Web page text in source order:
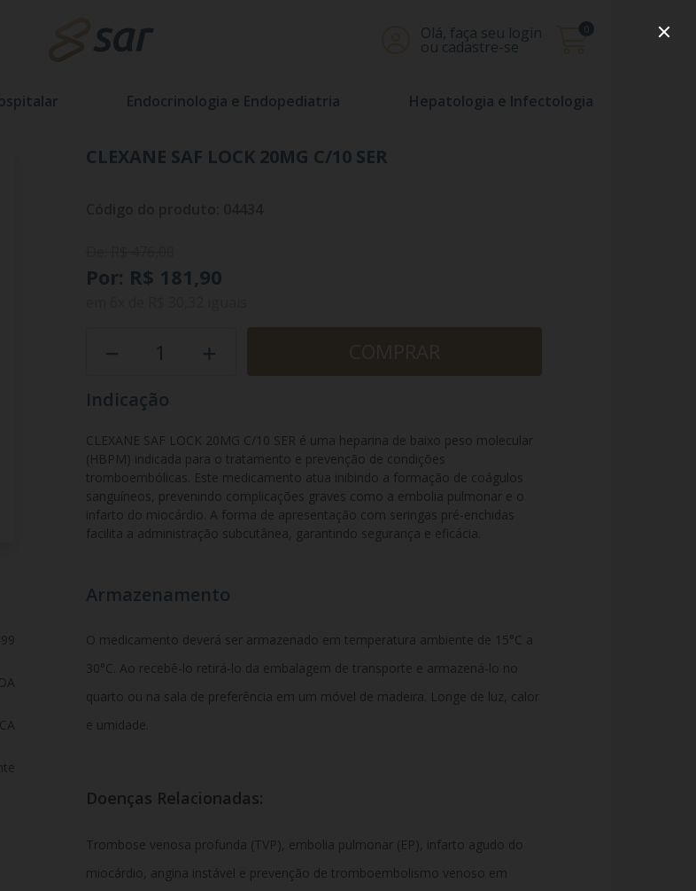
Olá, faça seu login
ou cadastre-se
0
Endocrinologia e Endopediatria Hepatologia e Infectologia
CLEXANE SAF LOCK 20MG C/10 SER
Por: R$ 181,90
Indicação
CLEXANE SAF LOCK 20MG C/10 SER é uma heparina de baixo peso molecular
(HBPM) indicada para o tratamento e prevenção de condições
tromboembólicas. Este medicamento atua inibindo a formação de coágulos
sanguíneos, prevenindo complicações graves como a embolia pulmonar e o
infarto do miocárdio. A forma de apresentação com seringas pré-enchidas
facilita a administração subcutânea, garantindo segurança e eficácia.
Armazenamento
O medicamento deverá ser armazenado em temperatura ambiente de 15°C a
30°C. Ao recebê-lo retirá-lo da embalagem de transporte e armazená-lo no
quarto ou na sala de preferência em um móvel de madeira. Longe de luz, calor
e umidade.
Doenças Relacionadas:
Trombose venosa profunda (TVP), embolia pulmonar (EP), infarto agudo do
miocárdio, angina instável e prevenção de tromboembolismo venoso em